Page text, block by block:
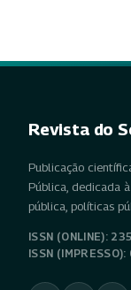
Revista do
Publicação
Pública, dedicada
pública, políticas
ISSN (ONLINE):
ISSN